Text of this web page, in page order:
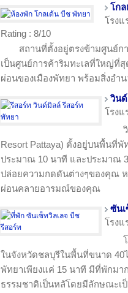
โก
โรง
Rating : 8/10
สถานที่ตั้งอยู่ตรงข้ามศูนย์ก
เป็นศูนย์การค้าริมทะเลที่ใหญ่ที่
ผ่อนของเมืองพัทยา พร้อมสิ่งอำ
วิน
โรง
Resort Pattaya) ตั้งอยู่บนพื้นที่
ประมาณ 10 นาที และประมาณ
ปล่อยความกดดันต่างๆของคุณ
ผ่อนคลายอารมณ์ของคุณ
ซันเ
โรง
ในจังหวัดชลบุรีในพื้นที่ขนาด 40
พัทยาเพียงแค่ 15 นาที มีที่พักมา
ธรรมชาติเป็นหลัโดยมีลักษณะเ